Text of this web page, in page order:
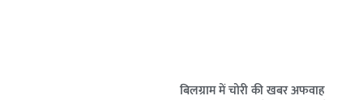
बिलग्राम में चोरी की खबर अफवाह